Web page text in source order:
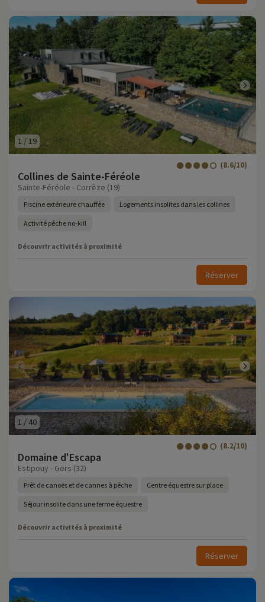
1 / 19
Collines de Sainte-Féréole
(8.6/10)
Sainte-Féréole - Corrèze (19)
Piscine extérieure chauffée Logements insolites dans les collines
Activité pêche no-kill
Découvrir activités à proximité
Réserver
1 / 40
Domaine d'Escapa
(8.2/10)
Estipouy - Gers (32)
Prêt de canoës et de cannes à pêche Centre équestre sur place
Séjour insolite dans une ferme équestre
Découvrir activités à proximité
Réserver